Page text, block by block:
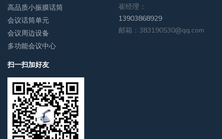
高品质小振膜话筒
会议话筒单元
会议周边设备
多功能会议中心
崔经理：
13903868929
邮箱：383190530@qq.com
扫一扫加好友